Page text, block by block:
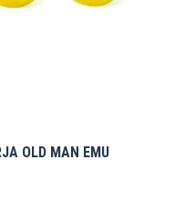
OLD MAN EMU